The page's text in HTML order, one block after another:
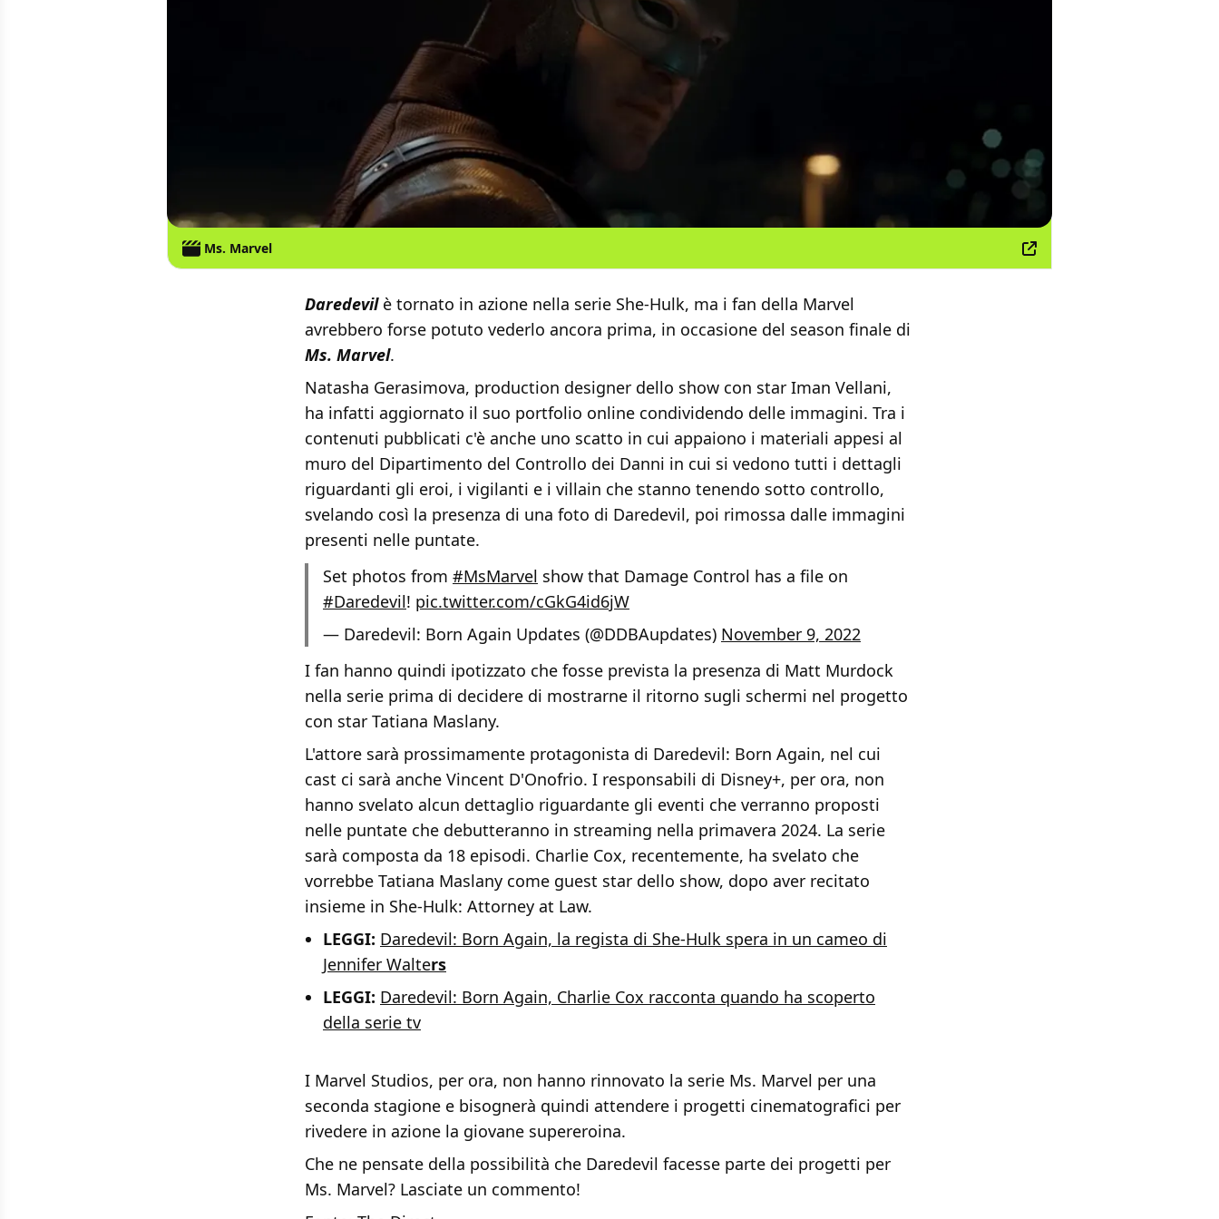
Ms. Marvel
Daredevilè tornato in azione nella serie She-Hulk, ma i fan della Marvel
avrebbero forse potuto vederlo ancora prima, in occasione del season finale di
Ms. Marvel.
Natasha Gerasimova, production designer dello show con star Iman Vellani,
ha infatti aggiornato il suo portfolio online condividendo delle immagini. Tra i
contenuti pubblicati c'è anche uno scatto in cui appaiono i materiali appesi al
muro del Dipartimento del Controllo dei Danni in cui si vedono tutti i dettagli
riguardanti gli eroi, i vigilanti e i villain che stanno tenendo sotto controllo,
svelando così la presenza di una foto di Daredevil, poi rimossa dalle immagini
presenti nelle puntate.
Set photos from #MsMarvel show that Damage Control has a file on
#Daredevil! pic.twitter.com/cGkG4id6jW
— Daredevil: Born Again Updates (@DDBAupdates) November 9, 2022
I fan hanno quindi ipotizzato che fosse prevista la presenza di Matt Murdock
nella serie prima di decidere di mostrarne il ritorno sugli schermi nel progetto
con star Tatiana Maslany.
L'attore sarà prossimamente protagonista di Daredevil: Born Again, nel cui
cast ci sarà anche Vincent D'Onofrio. I responsabili di Disney+, per ora, non
hanno svelato alcun dettaglio riguardante gli eventi che verranno proposti
nelle puntate che debutteranno in streaming nella primavera 2024. La serie
sarà composta da 18 episodi. Charlie Cox, recentemente, ha svelato che
vorrebbe Tatiana Maslany come guest star dello show, dopo aver recitato
insieme in She-Hulk: Attorney at Law.
LEGGI: Daredevil: Born Again, la regista di She-Hulk spera in un cameo di
Jennifer Walters
LEGGI: Daredevil: Born Again, Charlie Cox racconta quando ha scoperto
della serie tv
I Marvel Studios, per ora, non hanno rinnovato la serie Ms. Marvel per una
seconda stagione e bisognerà quindi attendere i progetti cinematografici per
rivedere in azione la giovane supereroina.
Che ne pensate della possibilità che Daredevil facesse parte dei progetti per
Ms. Marvel? Lasciate un commento!